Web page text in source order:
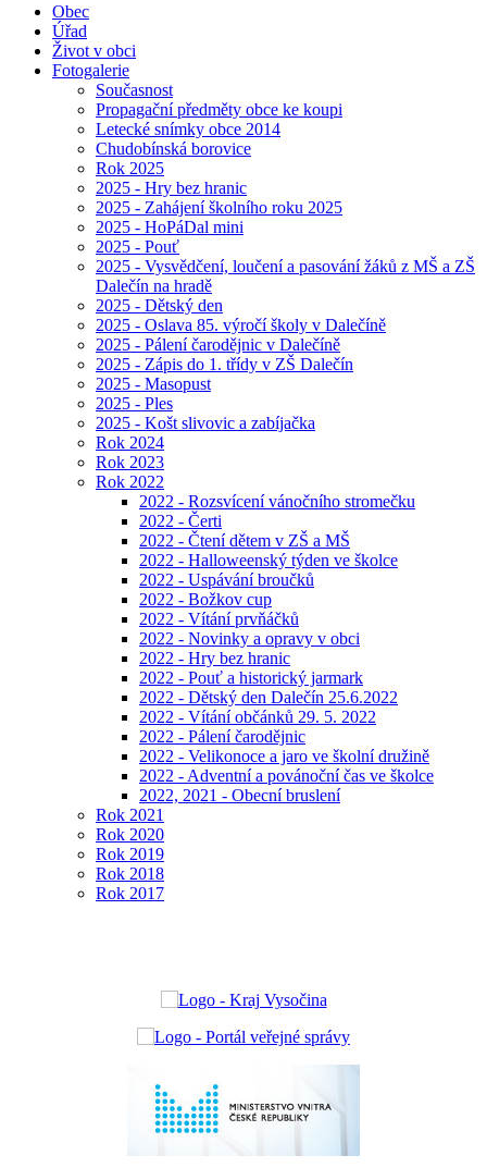
Obec
Úřad
Život v obci
Fotogalerie
Současnost
Propagační předměty obce ke koupi
Letecké snímky obce 2014
Chudobínská borovice
Rok 2025
2025 - Hry bez hranic
2025 - Zahájení školního roku 2025
2025 - HoPáDal mini
2025 - Pouť
2025 - Vysvědčení, loučení a pasování žáků z MŠ a ZŠ
Dalečín na hradě
2025 - Dětský den
2025 - Oslava 85. výročí školy v Dalečíně
2025 - Pálení čarodějnic v Dalečíně
2025 - Zápis do 1. třídy v ZŠ Dalečín
2025 - Masopust
2025 - Ples
2025 - Košt slivovic a zabíjačka
Rok 2024
Rok 2023
Rok 2022
2022 - Rozsvícení vánočního stromečku
2022 - Čerti
2022 - Čtení dětem v ZŠ a MŠ
2022 - Halloweenský týden ve školce
2022 - Uspávání broučků
2022 - Božkov cup
2022 - Vítání prvňáčků
2022 - Novinky a opravy v obci
2022 - Hry bez hranic
2022 - Pouť a historický jarmark
2022 - Dětský den Dalečín 25.6.2022
2022 - Vítání občánků 29. 5. 2022
2022 - Pálení čarodějnic
2022 - Velikonoce a jaro ve školní družině
2022 - Adventní a povánoční čas ve školce
2022, 2021 - Obecní bruslení
Rok 2021
Rok 2020
Rok 2019
Rok 2018
Rok 2017